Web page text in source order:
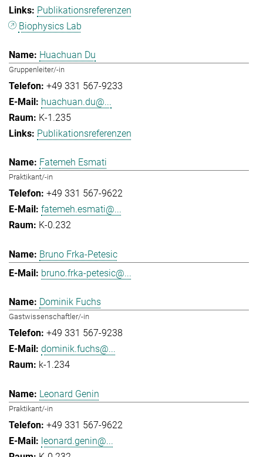
Publikationsreferenzen
Biophysics Lab
Huachuan Du
Gruppenleiter/-in
+49 331 567-9233
huachuan.du@...
K-1.235
Publikationsreferenzen
Fatemeh Esmati
Praktikant/-in
+49 331 567-9622
fatemeh.esmati@...
K-0.232
Bruno Frka-Petesic
bruno.frka-petesic@...
Dominik Fuchs
Gastwissenschaftler/-in
+49 331 567-9238
dominik.fuchs@...
k-1.234
Leonard Genin
Praktikant/-in
+49 331 567-9622
leonard.genin@...